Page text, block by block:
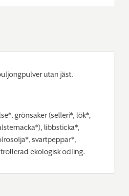
utan jäst.
grönsaker (selleri*, lök*,
libbsticka*,
svartpeppar*,
ekologisk odling.